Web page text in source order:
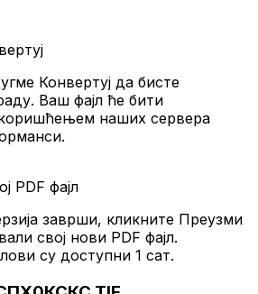
Конвертуј да бисте
Ваш фајл ће бити
наших сервера
PDF фајл
заврши, кликните Преузми
свој нови PDF фајл.
су доступни 1 сат.